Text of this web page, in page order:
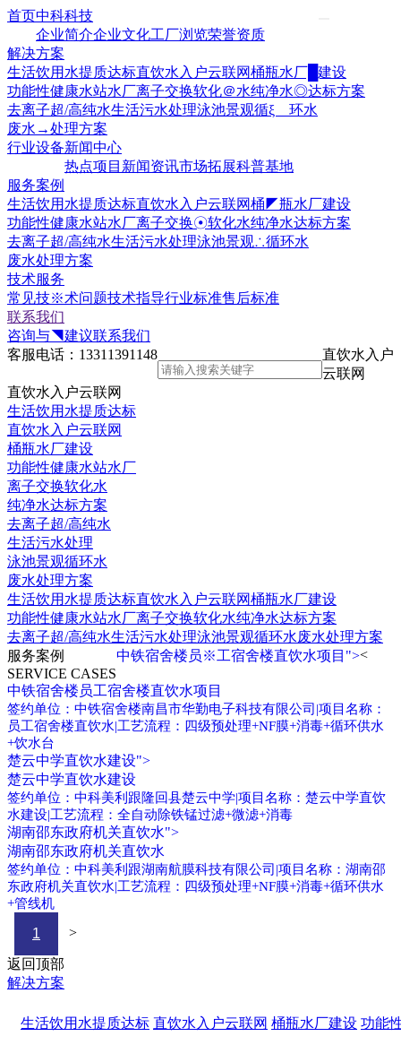
首页中科科技
企业简介企业文化工厂浏览荣誉资质
解决方案
生活饮用水提质达标直饮水入户云联网桶瓶水厂█建设
功能性健康水站水厂离子交换软化＠水纯净水◎达标方案
去离子超/高纯水生活污水处理泳池景观循ξ 环水
废水→处理方案
行业设备新闻中心
热点项目 新闻资讯市场拓展科普基地
服务案例
生活饮用水提质达标直饮水入户云联网桶◤瓶水厂建设
功能性健康水站水厂离子交换☉软化水纯净水达标方案
去离子超/高纯水生活污水处理泳池景观∴循环水
废水处理方案
技术服务
常见技※术问题技术指导行业标准售后标准
联系我们
咨询与◥建议联系我们
客服电话： 13311391148
直饮水入户
云联网
直饮水入户云联网
生活饮用水提质达标
直饮水入户云联网
桶瓶水厂建设
功能性健康水站水厂
离子交换软化水
纯净水达标方案
去离子超/高纯水
生活污水处理
泳池景观循环水
废水处理方案
生活饮用水提质达标直饮水入户云联网桶瓶水厂建设
功能性健康水站水厂离子交换软化水纯净水达标方案
去离子超/高纯水生活污水处理泳池景观循环水废水处理方案
服务案例
SERVICE CASES
中铁宿舍楼员※工宿舍楼直饮水项目">
中铁宿舍楼员工宿舍楼直饮水项目
签约单位：中铁宿舍楼南昌市华勤电子科技有限公司|项目名称：
员工宿舍楼直饮水|工艺流程：四级预处理+NF膜+消毒+循环供水
+饮水台
楚云中学直饮水建设">
楚云中学直饮水建设
签约单位：中科美利跟隆回县楚云中学|项目名称：楚云中学直饮
水建设|工艺流程：全自动除铁锰过滤+微滤+消毒
湖南邵东政府机关直饮水">
湖南邵东政府机关直饮水
签约单位：中科美利跟湖南航膜科技有限公司|项目名称：湖南邵
东政府机关直饮水|工艺流程：四级预处理+NF膜+消毒+循环供水
+管线机
<
1 >
返回顶部
解决方案
生活饮用水提质达标 直饮水入户云联网 桶瓶水厂建设 功能